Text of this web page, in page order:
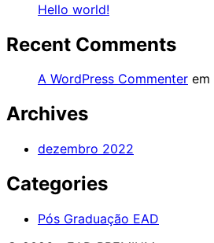
Hello world!
Recent Comments
A WordPress Commenter em
Archives
dezembro 2022
Categories
Pós Graduação EAD